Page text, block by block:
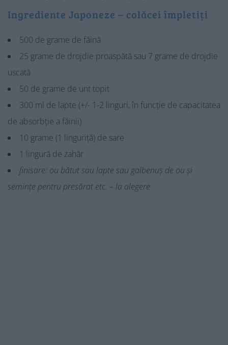
Ingrediente Japoneze – colăcei împletiți
500 de grame de făină
25 grame de drojdie proaspătă sau 7 grame de drojdie
uscată
50 de grame de unt topit
300 ml de lapte (+/- 1-2 linguri, în funcție de capacitatea
de absorbție a făinii)
10 grame (1 linguriță) de sare
1 lingură de zahăr
finisare: ou bătut sau lapte sau galbenuș de ou și
semințe pentru presărat etc. – la alegere